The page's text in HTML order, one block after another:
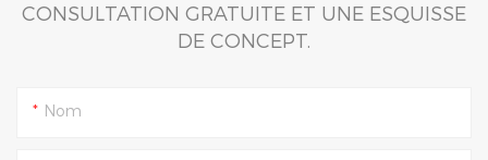
CONSULTATION GRATUITE ET UNE ESQUISSE
DE CONCEPT.
Nom